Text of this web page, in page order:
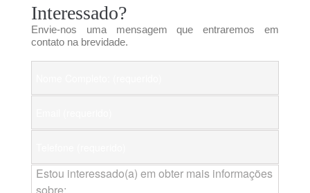
Interessado?
Envie-nos uma mensagem que entraremos em
contato na brevidade.